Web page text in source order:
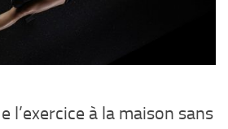
l’exercice à la maison sans